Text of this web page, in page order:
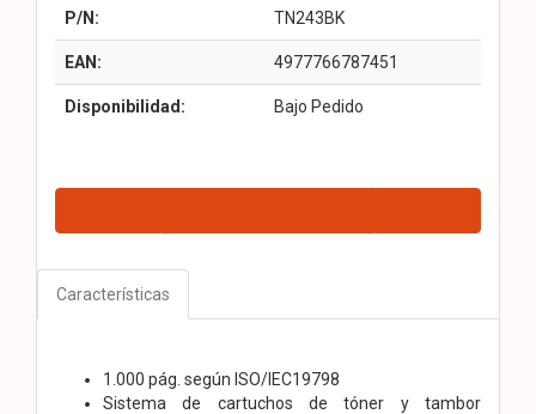
P/N: TN243BK
EAN: 4977766787451
Disponibilidad: Bajo Pedido
Características
1.000 pág. según ISO/IEC19798
Sistema de cartuchos de tóner y tambor